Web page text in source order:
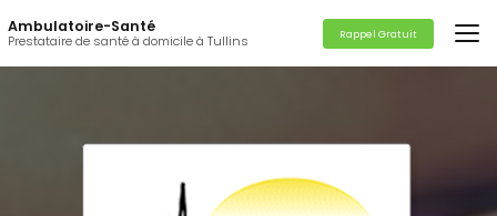
au
contenu
principal
Ambulatoire-Santé
Prestataire de santé à domicile à Tullins Rappel Gratuit